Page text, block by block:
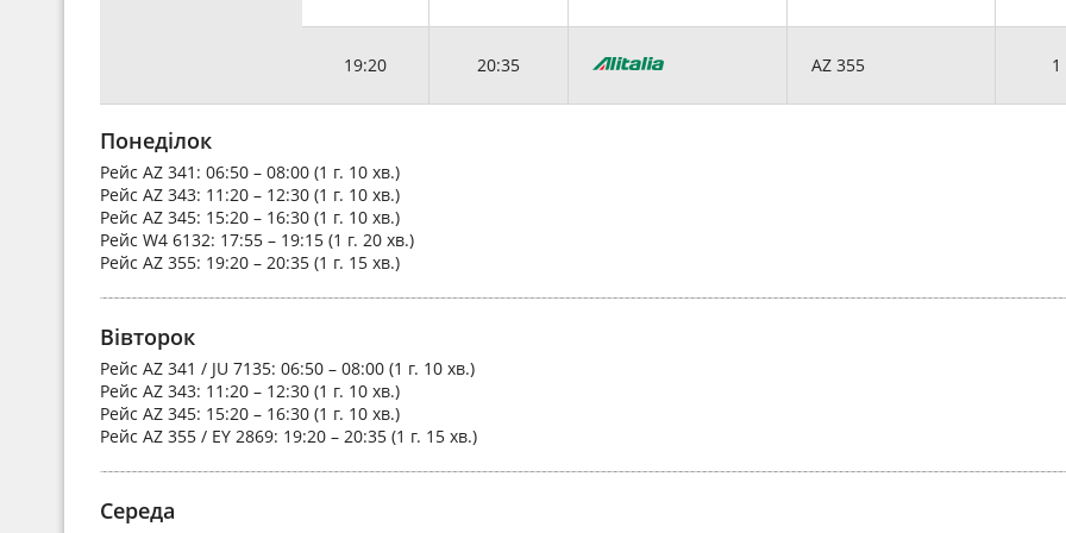
19:20 20:35 AZ 355 1
Понеділок
Рейс AZ 341 : 06:50 – 08:00 (1 г. 10 хв.)
Рейс AZ 343: 11:20 – 12:30 (1 г. 10 хв.)
Рейс AZ 345: 15:20 – 16:30 (1 г. 10 хв.)
Рейс W4 6132: 17:55 – 19:15 (1 г. 20 хв.)
Рейс AZ 355: 19:20 – 20:35 (1 г. 15 хв.)
Вівторок
Рейс AZ 341 / JU 7135: 06:50 – 08:00 (1 г. 10 хв.)
Рейс AZ 343: 11:20 – 12:30 (1 г. 10 хв.)
Рейс AZ 345: 15:20 – 16:30 (1 г. 10 хв.)
Рейс AZ 355 / EY 2869: 19:20 – 20:35 (1 г. 15 хв.)
Середа